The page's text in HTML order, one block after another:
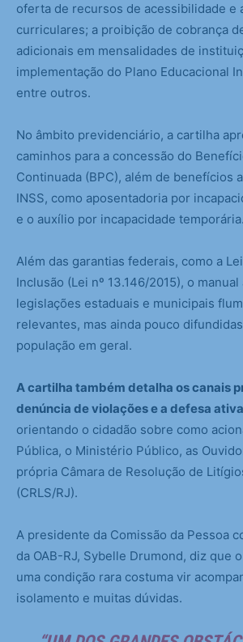
oferta de recursos de acessibilidade e
curriculares; a proibição de cobrança
adicionais em mensalidades de
implementação do Plano Educacional
entre outros.
No âmbito previdenciário, a cartilha
caminhos para a concessão do
Continuada (BPC), além de benefícios
INSS, como aposentadoria por
e o auxílio por incapacidade temporária.
Além das garantias federais, como a
Inclusão (Lei nº 13.146/2015), o
legislações estaduais e municipais
relevantes, mas ainda pouco
população em geral.
A cartilha também detalha os canais
denúncia de violações e a defesa
orientando o cidadão sobre como
Pública, o Ministério Público, as
própria Câmara de Resolução de
(CRLS/RJ).
A presidente da Comissão da Pessoa
da OAB-RJ, Sybelle Drumond, diz que
uma condição rara costuma vir
isolamento e muitas dúvidas.